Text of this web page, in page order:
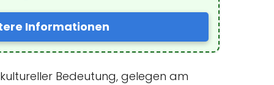
Informationen
Bedeutung, gelegen am